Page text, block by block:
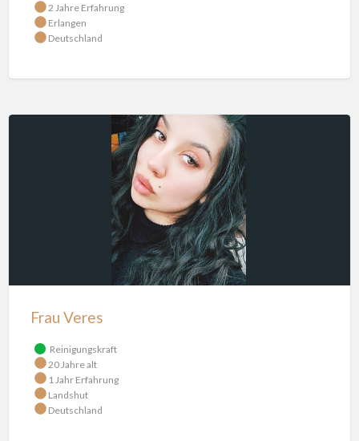
2 Jahre Erfahrung
Erlangen
Deutschland
Frau Veres
Reinigungskraft
20 Jahre alt
1 Jahr Erfahrung
Landshut
Deutschland